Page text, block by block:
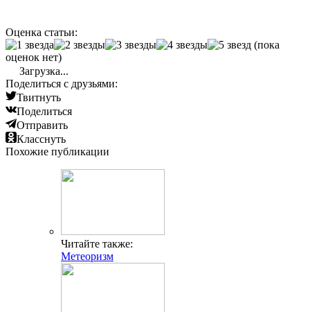
Оценка статьи:
(пока
оценок нет)
Загрузка...
Поделиться с друзьями:
Твитнуть
Поделиться
Отправить
Класснуть
Похожие публикации
Читайте также:
Метеоризм